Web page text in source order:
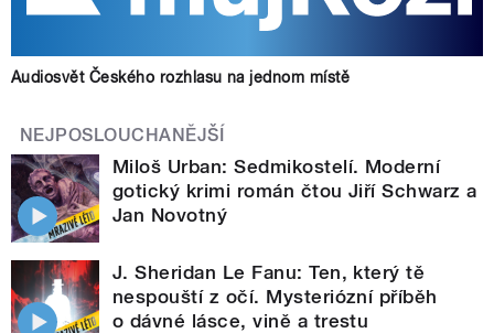
Audiosvět Českého rozhlasu na jednom místě
NEJPOSLOUCHANĚJŠÍ
Miloš Urban: Sedmikostelí. Moderní
gotický krimi román čtou Jiří Schwarz a
Jan Novotný
J. Sheridan Le Fanu: Ten, který tě
nespouští z očí. Mysteriózní příběh
o dávné lásce, vině a trestu